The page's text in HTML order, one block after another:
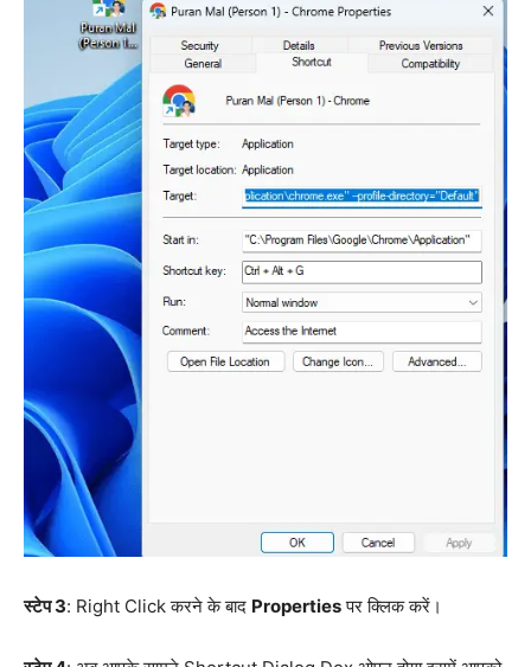
स्टेप 3: Right Click करने के बाद Propertiesपर क्लिक करें।